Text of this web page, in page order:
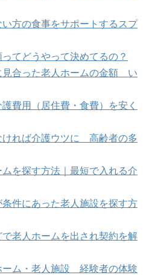
方の食事をサポートするスプ
てどうやって決めてるの？
見合った老人ホームの金額 い
費用（居住費・食費）を安く
ければ介護ウツに 高齢者の多
を探す方法｜最短で入れる介
件にあった老人施設を探す方
老人ホームを出され契約を解
ーム・老人施設 経験者の体験